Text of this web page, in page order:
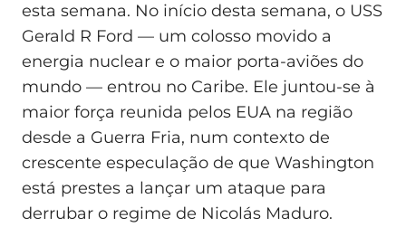
esta semana. No início desta semana, o USS
Gerald R Ford — um colosso movido a
energia nuclear e o maior porta-aviões do
mundo — entrou no Caribe. Ele juntou-se à
maior força reunida pelos EUA na região
desde a Guerra Fria, num contexto de
crescente especulação de que Washington
está prestes a lançar um ataque para
derrubar o regime de Nicolás Maduro.